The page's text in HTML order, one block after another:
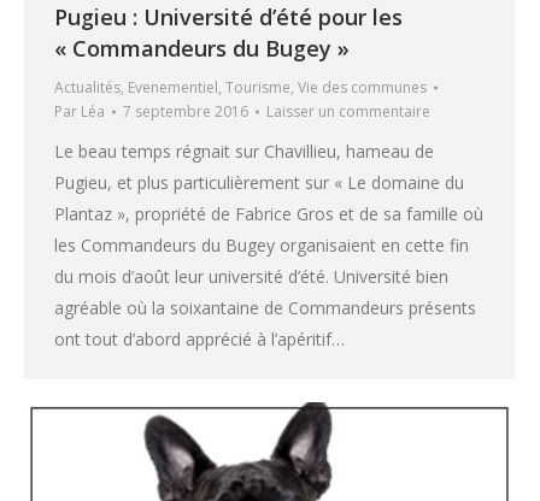
Pugieu : Université d’été pour les
« Commandeurs du Bugey »
Actualités, Evenementiel, Tourisme, Vie des communes
Par Léa 7 septembre 2016 Laisser un commentaire
Le beau temps régnait sur Chavillieu, hameau de
Pugieu, et plus particulièrement sur « Le domaine du
Plantaz », propriété de Fabrice Gros et de sa famille où
les Commandeurs du Bugey organisaient en cette fin
du mois d’août leur université d’été. Université bien
agréable où la soixantaine de Commandeurs présents
ont tout d’abord apprécié à l’apéritif…